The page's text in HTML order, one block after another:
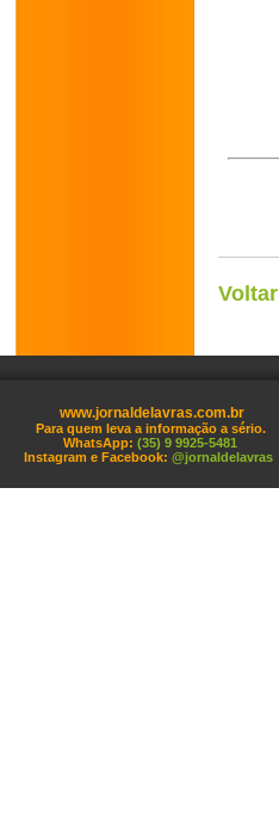
Voltar
www.jornaldelavras.com.br
Para quem leva a informação a sério.
WhatsApp: (35) 9 9925-5481
Instagram e Facebook: @jornaldelavras